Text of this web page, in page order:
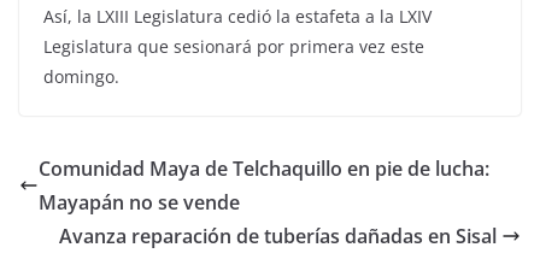
Así, la LXIII Legislatura cedió la estafeta a la LXIV
Legislatura que sesionará por primera vez este
domingo.
Comunidad Maya de Telchaquillo en pie de lucha:
Mayapán no se vende
Avanza reparación de tuberías dañadas en Sisal